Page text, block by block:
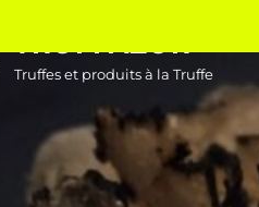
Truffes et produits à la Truffe